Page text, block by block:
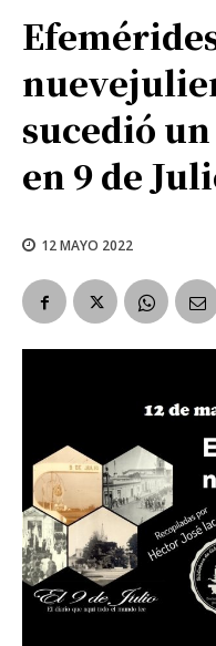
sucedió
en 9 de
12 MAYO 2022